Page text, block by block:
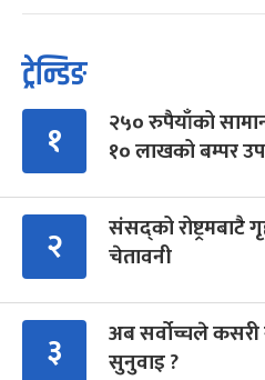
ट्रेन्डिङ
१
२५० रुपैयाँको
१० लाखको बम्पर
२
संसद्को रोष्ट्रमबाटै
चेतावनी
३
अब सर्वोच्चले कसरी
सुनुवाइ ?